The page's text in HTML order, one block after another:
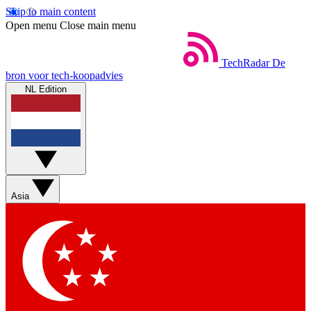
Skip to main content
Open menu Close main menu
TechRadar De
bron voor tech-koopadvies
NL Edition
Asia